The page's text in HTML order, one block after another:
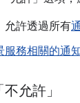
允許透過所有
服務相關的通
允許」